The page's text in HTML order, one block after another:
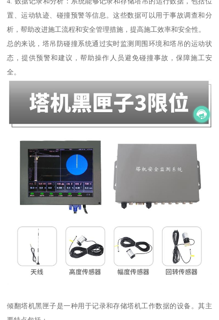
置、运动轨迹、碰撞预警等信息。这些数据可以用于事故调查和分
析，帮助改进施工流程和安全管理措施，提高施工效率和安全性。
总的来说，塔吊防碰撞系统通过实时监测周围环境和塔吊的运动状
态，提供预警和建议，帮助操作人员避免碰撞事故，保障施工安
全。
倾翻塔机黑匣子是一种用于记录和存储塔机工作数据的设备。其主